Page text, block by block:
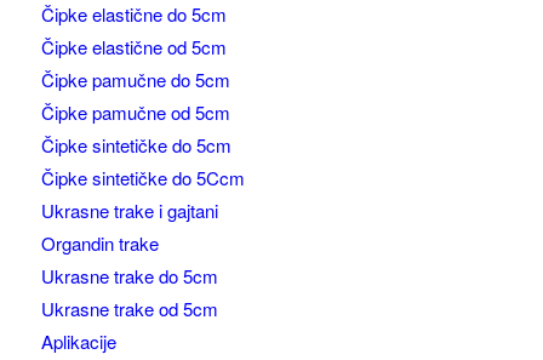
Čipke elastične do 5cm
Čipke elastične od 5cm
Čipke pamučne do 5cm
Čipke pamučne od 5cm
Čipke sintetičke do 5cm
Čipke sintetičke do 5Ccm
Ukrasne trake i gajtani
Organdin trake
Ukrasne trake do 5cm
Ukrasne trake od 5cm
Aplikacije